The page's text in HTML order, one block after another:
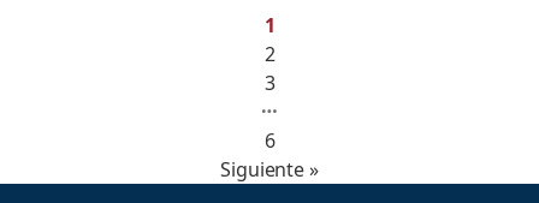
1
2
3
…
6
Siguiente »